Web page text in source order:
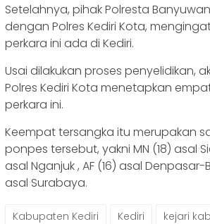
Setelahnya, pihak Polresta
dengan Polres Kediri Kota,
perkara ini ada di Kediri.
Usai dilakukan proses penyelidikan,
Polres Kediri Kota menetapkan
perkara ini.
Keempat tersangka itu merupakan
ponpes tersebut, yakni MN (18) asal
asal Nganjuk , AF (16) asal Denpasar-
asal Surabaya.
Kabupaten Kediri Kediri
kejari